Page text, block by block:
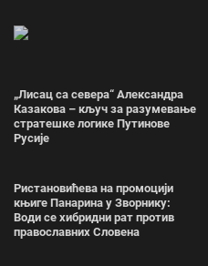
„Лисац са севера“ Александра
Казакова – кључ за разумевање
стратешке логике Путинове
Русије
Ристановићева на промоцији
књиге Панарина у Зворнику:
Води се хибридни рат против
православних Словена